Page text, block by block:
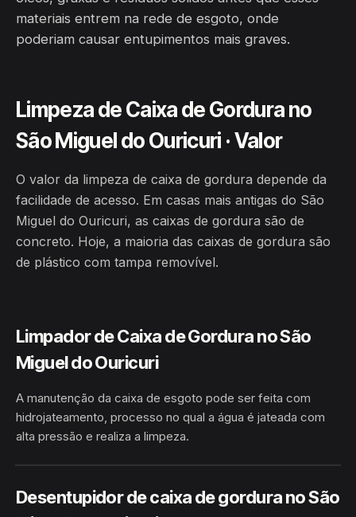
materiais entrem na rede de esgoto, onde
poderiam causar entupimentos mais graves.
Limpeza de Caixa de Gordura no
São Miguel do Ouricuri · Valor
O valor da limpeza de caixa de gordura depende da
facilidade de acesso. Em casas mais antigas do São
Miguel do Ouricuri, as caixas de gordura são de
concreto. Hoje, a maioria das caixas de gordura são
de plástico com tampa removível.
Limpador de Caixa de Gordura no São
Miguel do Ouricuri
A manutenção da caixa de esgoto pode ser feita com
hidrojateamento, processo no qual a água é jateada com
alta pressão e realiza a limpeza.
HIDROJATEAMENTO
SÃO MIGUEL DO OURICURI ·
Desentupidor de caixa de gordura no São